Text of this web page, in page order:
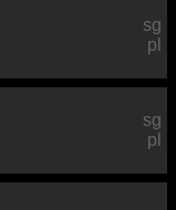
sg
pl
sg
pl